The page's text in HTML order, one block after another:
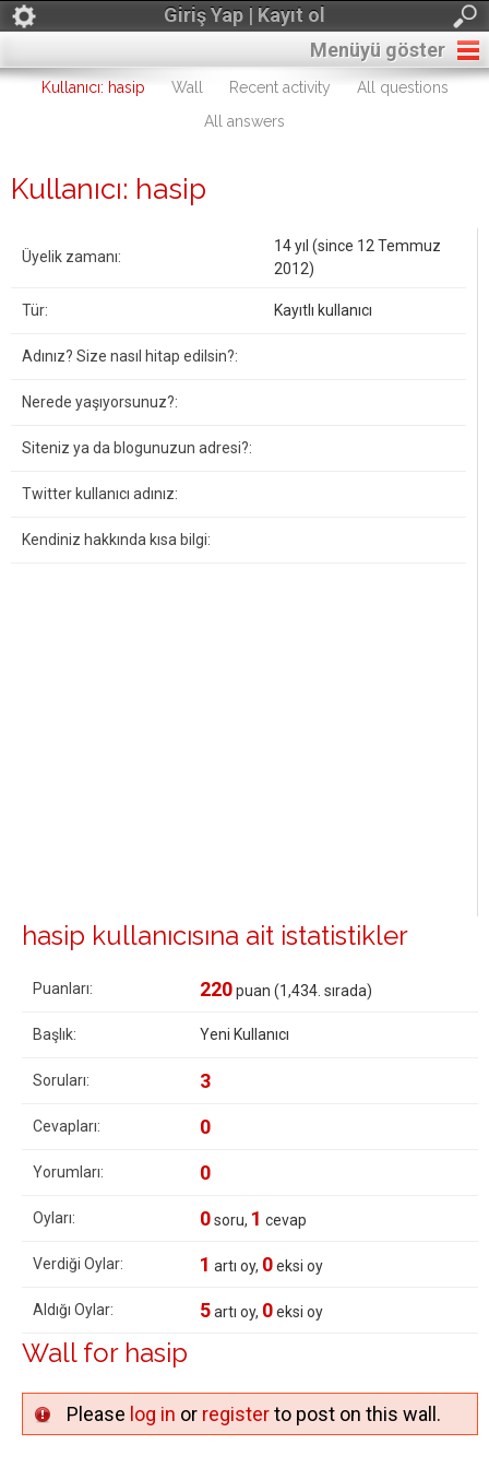
Giriş Yap | Kayıt ol
Menüyü göster
Kullanıcı: hasip Wall Recent activity
All questions
All answers
Kullanıcı: hasip
Üyelik zamanı:
14 yıl (since 12 Temmuz
2012)
Tür: Kayıtlı kullanıcı
Adınız? Size nasıl hitap edilsin?:
Nerede yaşıyorsunuz?:
Siteniz ya da blogunuzun adresi?:
Twitter kullanıcı adınız:
Kendiniz hakkında kısa bilgi:
hasip kullanıcısına ait istatistikler
Puanları: 220puan (1,434 . sırada)
Başlık: Yeni Kullanıcı
Soruları: 3
Cevapları: 0
Yorumları: 0
Oyları: 0soru, 1 cevap
Verdiği Oylar: 1 artı oy, 0eksi oy
Aldığı Oylar: 5artı oy, 0eksi oy
Wall for hasip
Please log in or registerto post on this wall.